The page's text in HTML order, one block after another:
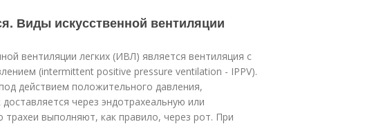
Виды искусственной вентиляции
вентиляции легких (ИВЛ) является вентиляция с
(intermittent positive pressure ventilation - IPPV).
действием положительного давления,
через эндотрахеальную или
выполняют, как правило, через рот. При